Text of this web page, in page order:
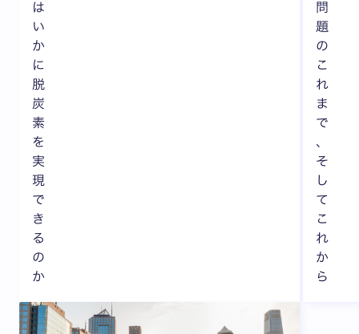
は
い
か
に
脱
炭
素
を
実
現
で
き
る
の
か
問
題
の
こ
れ
ま
で
、
そ
し
て
こ
れ
か
ら